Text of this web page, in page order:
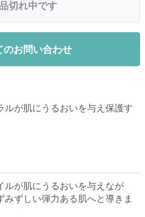
切れ中です
のお問い合わせ
ルが肌にうるおいを与え保護す
ルが肌にうるおいを与えなが
ずしい弾力ある肌へと導きま